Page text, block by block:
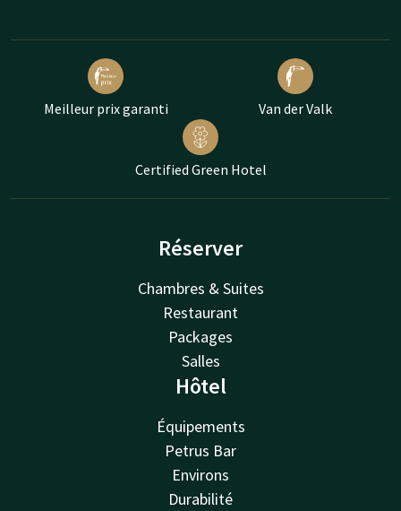
Meilleur prix garanti Van der Valk
Certified Green Hotel
Réserver
Chambres & Suites
Restaurant
Packages
Salles
Hôtel
Équipements
Petrus Bar
Environs
Durabilité